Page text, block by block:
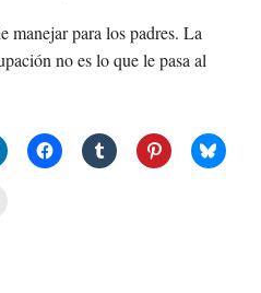
manejar para los padres. La
no es lo que le pasa al